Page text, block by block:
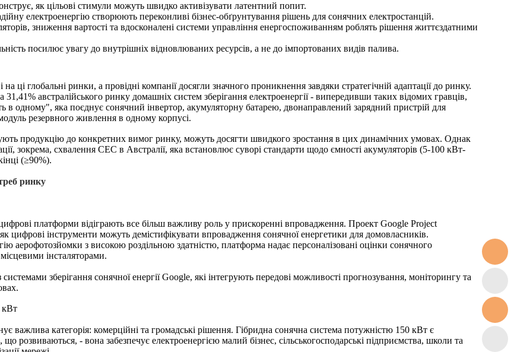
як цільові стимули можуть швидко активізувати латентний попит.
електроенергію створюють переконливі бізнес-обґрунтування рішень для сонячних електростанцій.
зниження вартості та вдосконалені системи управління енергоспоживанням роблять рішення життєздатними
посилює увагу до внутрішніх відновлюваних ресурсів, а не до імпортованих видів палива.
ці глобальні ринки, а провідні компанії досягли значного проникнення завдяки стратегічній адаптації до ринку.
австралійського ринку домашніх систем зберігання електроенергії - випередивши таких відомих гравців,
в одному", яка поєднує сонячний інвертор, акумуляторну батарею, двонаправлений зарядний пристрій для
резервного живлення в одному корпусі.
продукцію до конкретних вимог ринку, можуть досягти швидкого зростання в цих динамічних умовах. Однак
зокрема, схвалення CEC в Австралії, яка встановлює суворі стандарти щодо ємності акумуляторів (5-100 кВт-
(≥90%).
ринку
платформи відіграють все більш важливу роль у прискоренні впровадження. Проект Google Project
інструменти можуть демістифікувати впровадження сонячної енергетики для домовласників.
аерофотозйомки з високою роздільною здатністю, платформа надає персоналізовані оцінки сонячного
інсталяторами.
зберігання сонячної енергії Google, які інтегрують передові можливості прогнозування, моніторингу та
кВт
категорія: комерційні та громадські рішення. Гібридна сонячна система потужністю 150 кВт є
розвиваються, - вона забезпечує електроенергією малий бізнес, сільськогосподарські підприємства, школи та